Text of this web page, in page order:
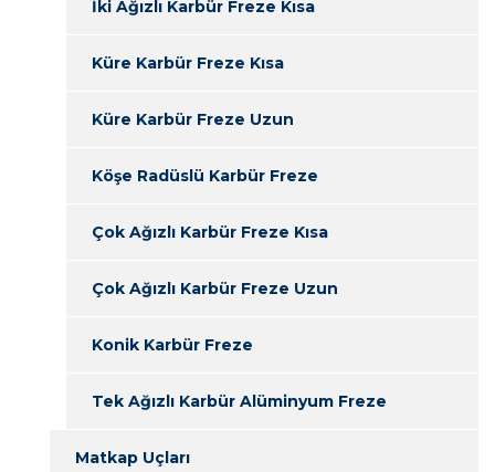
İki Ağızlı Karbür Freze Kısa
Küre Karbür Freze Kısa
Küre Karbür Freze Uzun
Köşe Radüslü Karbür Freze
Çok Ağızlı Karbür Freze Kısa
Çok Ağızlı Karbür Freze Uzun
Konik Karbür Freze
Tek Ağızlı Karbür Alüminyum Freze
Matkap Uçları